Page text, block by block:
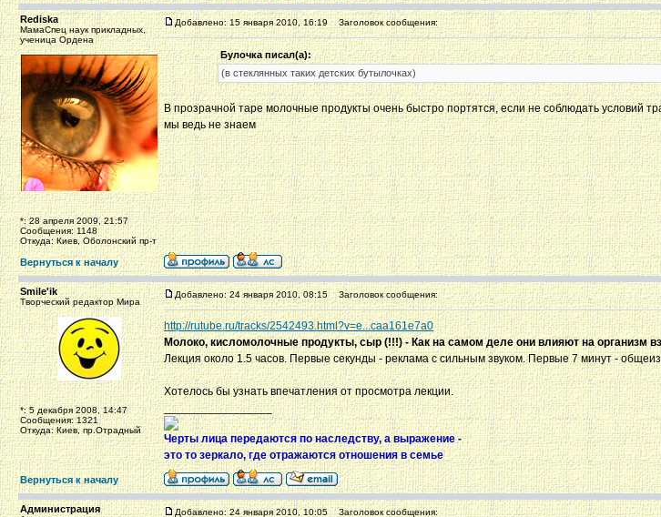
Rediska
МамаСпец наук прикладных,
ученица Ордена
*: 28 апреля 2009, 21:57
Сообщения: 1148
Откуда: Киев, Оболонский пр-т
Добавлено: 15 января 2010, 16:19 Заголовок сообщения:
Булочка писал(а):
(в стеклянных таких детских бутылочках)
В прозрачной таре молочные продукты очень быстро портятся, если не соблюдать условий
мы ведь не знаем
Вернуться к началу
Smile'ik
Творческий редактор Мира
*: 5 декабря 2008, 14:47
Сообщения: 1321
Откуда: Киев, пр.Отрадный
Добавлено: 24 января 2010, 08:15 Заголовок сообщения:
http://rutube.ru/tracks/2542493.html?v=e...caa161e7a0
Молоко, кисломолочные продукты, сыр (!!!) - Как на самом деле они влияют на организм
Лекция около 1.5 часов. Первые секунды - реклама с сильным звуком. Первые 7 минут -
Хотелось бы узнать впечатления от просмотра лекции.
_________________
Черты лица передаются по наследству, а выражение -
это то зеркало, где отражаются отношения в семье
Вернуться к началу
Администрация Добавлено: 24 января 2010, 10:05 Заголовок сообщения: